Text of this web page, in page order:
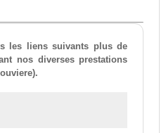
les liens suivants plus de
nos diverses prestations